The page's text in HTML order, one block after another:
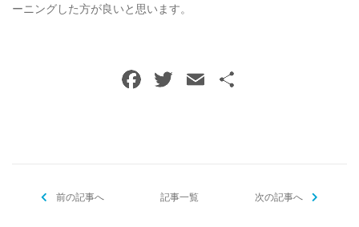
ーニングした方が良いと思います。
F
o
T E
前の記事へ 記事一覧 次の記事へ